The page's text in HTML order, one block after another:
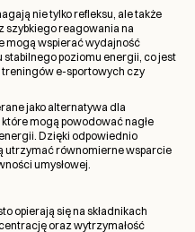
nie tylko refleksu, ale także
szybkiego reagowania na
mogą wspierać wydajność
poziomu energii, co jest
e-sportowych czy
jako alternatywa dla
mogą powodować nagłe
Dzięki odpowiednio
utrzymać równomierne wsparcie
umysłowej.
opierają się na składnikach
oraz wytrzymałość